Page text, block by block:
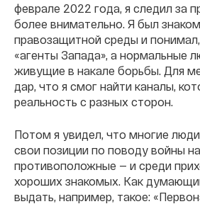
феврале 2022 года, я следил за
более внимательно. Я был
правозащитной среды и
«агенты Запада», а нормальные
живущие в накале борьбы. Для
дар, что я смог найти каналы,
реальность с разных сторон.
Потом я увидел, что многие
свои позиции по поводу войны
противоположные — и среди
хороших знакомых. Как
выдать, например, такое: